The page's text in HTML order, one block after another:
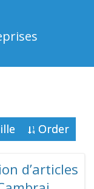
Order
d’articles